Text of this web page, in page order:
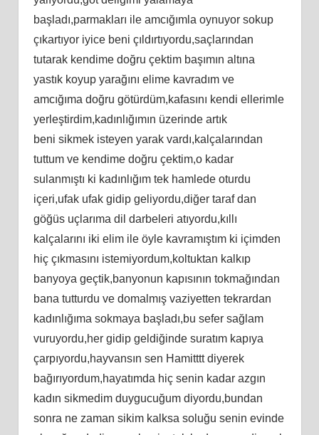
başladı,parmakları ile amcığımla oynuyor sokup
çıkartıyor iyice beni çıldırtıyordu,saçlarından
tutarak kendime doğru çektim başımın altına
yastık koyup yarağını elime kavradım ve
amcığıma doğru götürdüm,kafasını kendi ellerimle
yerleştirdim,kadınlığımın üzerinde artık
beni sikmek isteyen yarak vardı,kalçalarından
tuttum ve kendime doğru çektim,o kadar
sulanmıştı ki kadınlığım tek hamlede oturdu
içeri,ufak ufak gidip geliyordu,diğer taraf dan
göğüs uçlarıma dil darbeleri atıyordu,kıllı
kalçalarını iki elim ile öyle kavramıştım ki içimden
hiç çıkmasını istemiyordum,koltuktan kalkıp
banyoya geçtik,banyonun kapısının tokmağından
bana tutturdu ve domalmış vaziyetten tekrardan
kadınlığıma sokmaya başladı,bu sefer sağlam
vuruyordu,her gidip geldiğinde suratım kapıya
çarpıyordu,hayvansın sen Hamitttt diyerek
bağırıyordum,hayatımda hiç senin kadar azgın
kadın sikmedim duygucuğum diyordu,bundan
sonra ne zaman sikim kalksa soluğu senin evinde